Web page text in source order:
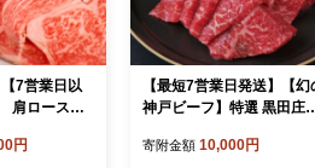
【7営業日以
肩ロースす
5）
円
【最短7営業日発送】【幻
神戸ビーフ】特選 黒田庄
g）≪冷蔵≫（tokusan-1）
寄附金額 10,000円